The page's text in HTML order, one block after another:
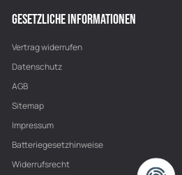
GESETZLICHE INFORMATIONEN
Vertrag widerrufen
Datenschutz
AGB
Sitemap
Impressum
Batteriegesetzhinweise
Widerrufsrecht